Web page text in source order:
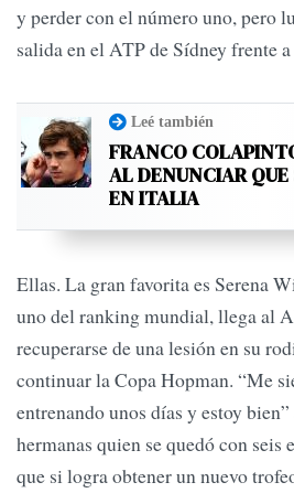
y perder con el número uno, pero
salida en el ATP de Sídney frente
Leé también
FRANCO
AL DENUNCIAR
EN ITALIA
Ellas. La gran favorita es Serena
uno del ranking mundial, llega al
recuperarse de una lesión en su
continuar la Copa Hopman. “Me
entrenando unos días y estoy
hermanas quien se quedó con seis
que si logra obtener un nuevo